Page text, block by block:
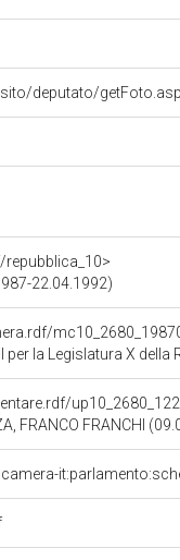
deputato/
22.04.1992)
per la Legislatura X della
FRANCO FRANCHI